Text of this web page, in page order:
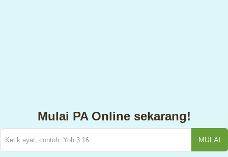
Mulai PA Online sekarang!
MULAI